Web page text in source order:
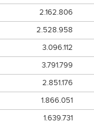
2.162.806
2.528.958
3.096.112
3.791.799
2.851.176
1.866.051
1.639.731